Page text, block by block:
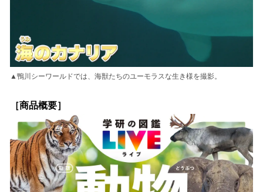
▲鴨川シーワールドでは、海獣たちのユーモラスな生き様を撮影。
［商品概要］